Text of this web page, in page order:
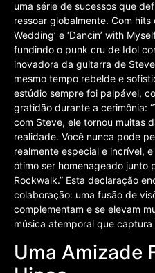
uma série de sucessos que
ressoar globalmente. Com hits
Wedding’ e ‘Dancin’ with
fundindo o punk cru de Idol
inovadora da guitarra de
mesmo tempo rebelde e
estúdio sempre foi palpável,
gratidão durante a cerimônia:
com Steve, ele tornou muitas
realidade. Você nunca pode
realmente especial e incrível,
ótimo ser homenageado junto
Rockwalk.” Esta declaração
colaboração: uma fusão de
complementam e se elevam
música atemporal que
Uma Amizade